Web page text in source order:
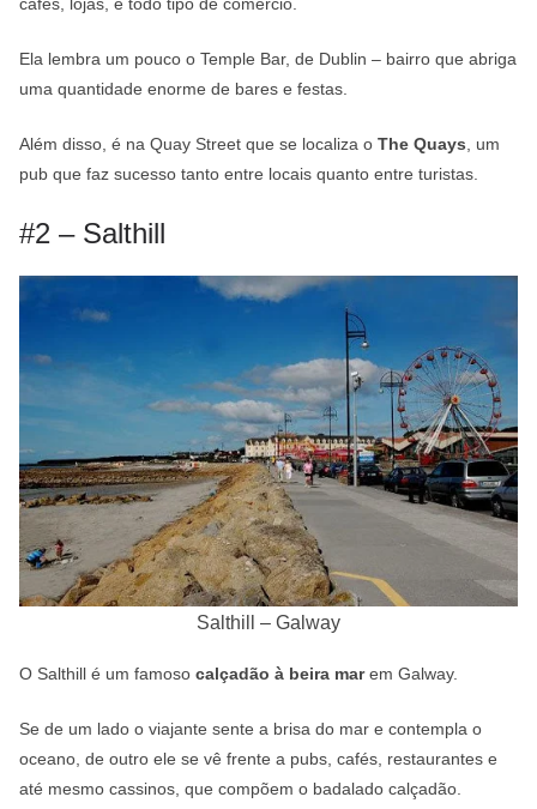
Ela lembra um pouco o Temple Bar, de Dublin – bairro que abriga
uma quantidade enorme de bares e festas.
Além disso, é na Quay Street que se localiza o The Quays , um
pub que faz sucesso tanto entre locais quanto entre turistas.
#2 – Salthill
Salthill – Galway
O Salthill é um famoso calçadão à beira marem Galway.
Se de um lado o viajante sente a brisa do mar e contempla o
oceano, de outro ele se vê frente a pubs, cafés, restaurantes e
até mesmo cassinos, que compõem o badalado calçadão.